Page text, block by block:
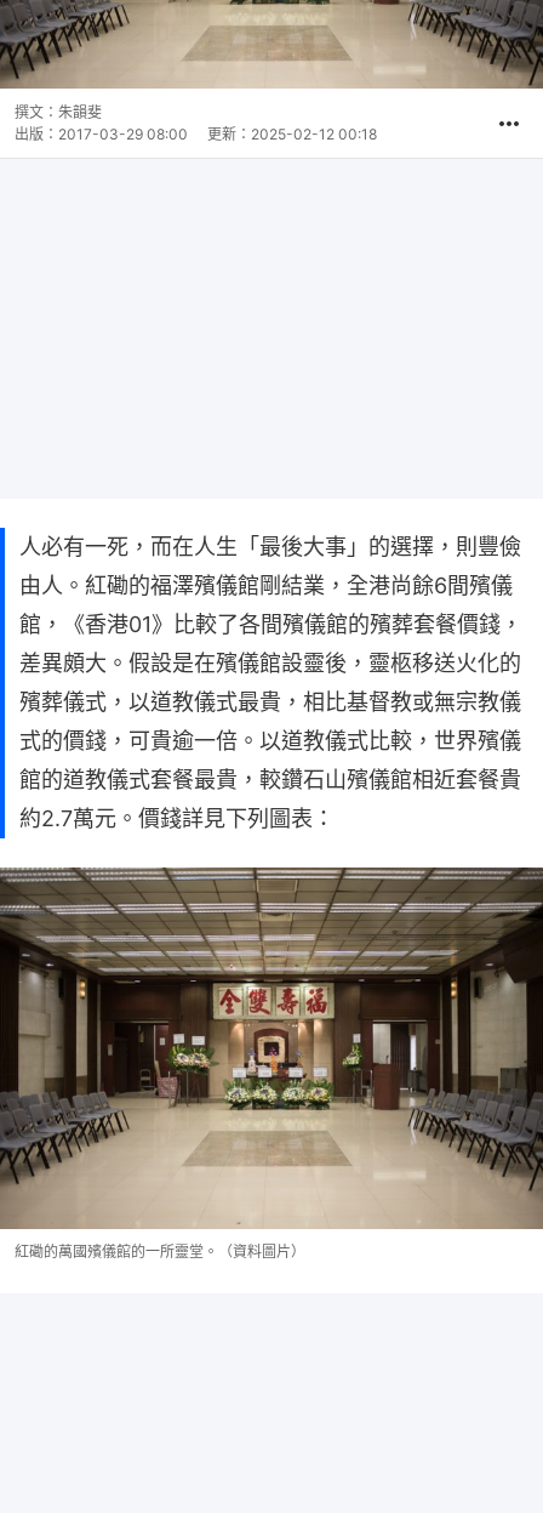
撰文： 朱韻斐
出版： 2017-03-29 08:00 更新： 2025-02-12 00:18
人必有一死，而在人生「最後大事」的選擇，則豐儉
由人。紅磡的福澤殯儀館剛結業，全港尚餘6間殯儀
館，《香港01》比較了各間殯儀館的殯葬套餐價錢，
差異頗大。假設是在殯儀館設靈後，靈柩移送火化的
殯葬儀式，以道教儀式最貴，相比基督教或無宗教儀
式的價錢，可貴逾一倍。以道教儀式比較，世界殯儀
館的道教儀式套餐最貴，較鑽石山殯儀館相近套餐貴
約2.7萬元。價錢詳見下列圖表：
紅磡的萬國殯儀館的一所靈堂。（資料圖片）